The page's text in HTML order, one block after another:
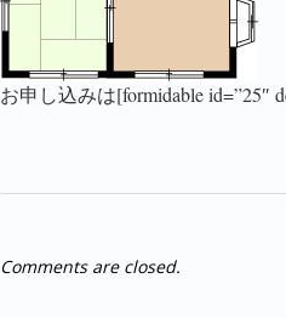
お申し込みは[formidable id=”25″
Comments are closed.